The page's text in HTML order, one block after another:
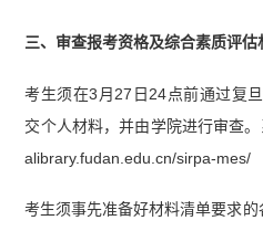
三、审查报考资格及综合素质评估
考生须在3月27日24点前通过复
交个人材料，并由学院进行审查
alibrary.fudan.edu.cn/sirpa-mes/
考生须事先准备好材料清单要求